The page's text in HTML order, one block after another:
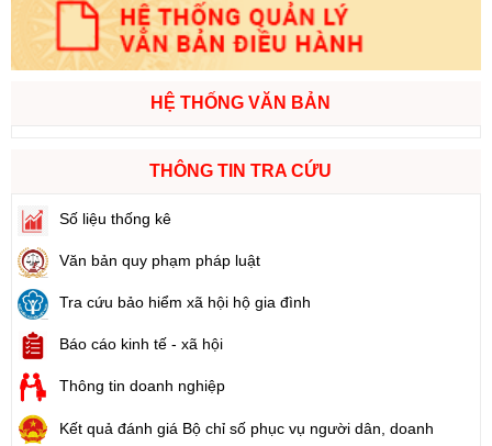
HỆ THỐNG VĂN BẢN
THÔNG TIN TRA CỨU
Số liệu thống kê
Văn bản quy phạm pháp luật
Tra cứu bảo hiểm xã hội hộ gia đình
Báo cáo kinh tế - xã hội
Thông tin doanh nghiệp
Kết quả đánh giá Bộ chỉ số phục vụ người dân, doanh